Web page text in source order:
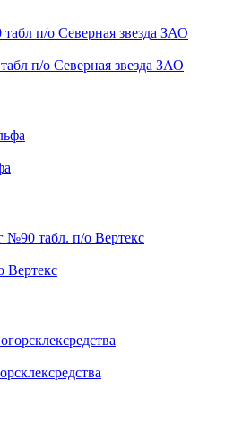
п/о Северная звезда ЗАО
Вертекс